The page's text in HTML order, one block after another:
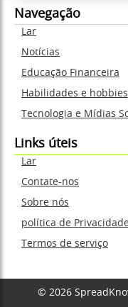
Navegação
Lar
Notícias
Educação Financeira
Habilidades e hobbies
Tecnologia e Mídias
Links úteis
Lar
Contate-nos
Sobre nós
política de
Termos de serviço
© 2026